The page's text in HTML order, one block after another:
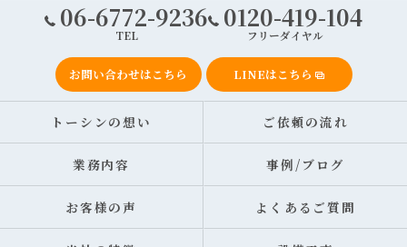
06-6772-9236
TEL
0120-419-104
フリーダイヤル
お問い合わせはこちら LINEはこちら
トーシンの想い ご依頼の流れ
業務内容 事例/ブログ
お客様の声 よくあるご質問